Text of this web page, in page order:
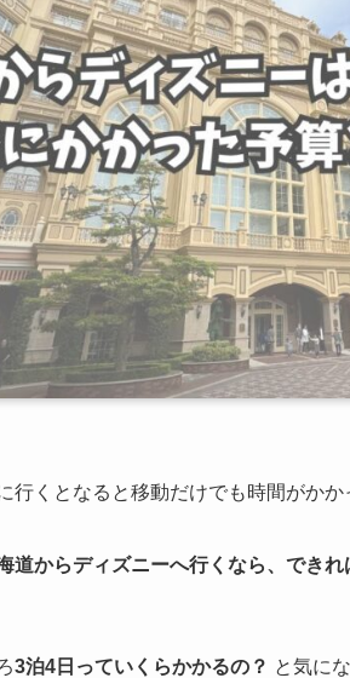
行くとなると移動だけでも時間がかか
道からディズニーへ行くなら、でき
3泊4日っていくらかかるの？ と気に